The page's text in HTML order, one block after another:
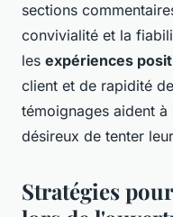
sections
convivialité et la
les expériences
client et de rapidité
témoignages aident
désireux de tenter
Stratégies